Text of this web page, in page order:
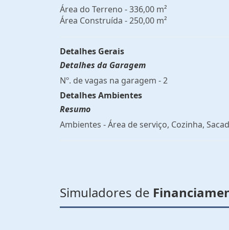
Área do Terreno - 336,00 m²
Área Construída - 250,00 m²
Detalhes Gerais
Detalhes da Garagem
Nº. de vagas na garagem - 2
Detalhes Ambientes
Resumo
Ambientes - Área de serviço, Cozinha,
Simuladores de